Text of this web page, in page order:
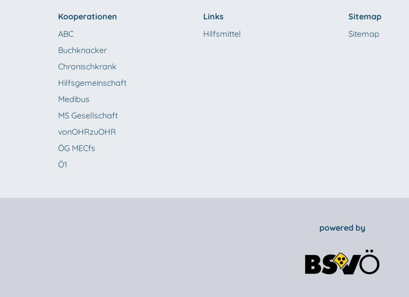
Kooperationen
ABC
Buchknacker
Chronischkrank
Hilfsgemeinschaft
Medibus
MS Gesellschaft
vonOHRzuOHR
ÖG MECfs
Ö1
Links
Hilfsmittel
Sitemap
Sitemap
powered by